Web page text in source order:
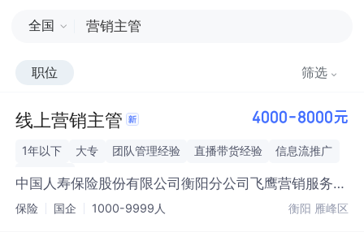
全国
职位 筛选
线上营销主管 4000-8000元
1年以下 大专 团队管理经验 直播带货经验
信息流推广
电商推广
中国人寿保险股份有限公司衡阳分公司飞鹰营销服务
部
保险 国企 1000-9999人 衡阳 雁峰区